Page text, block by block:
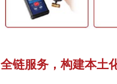
全链服务，构建本土